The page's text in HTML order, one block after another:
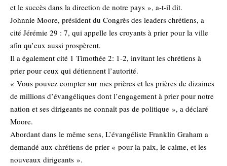
et le succès dans la direction de notre pays », a-t-il dit.
Johnnie Moore, président du Congrès des leaders chrétiens, a
cité Jérémie 29 : 7, qui appelle les croyants à prier pour la ville
afin qu’eux aussi prospèrent.
Il a également cité 1 Timothée 2: 1-2, invitant les chrétiens à
prier pour ceux qui détiennent l’autorité.
« Vous pouvez compter sur mes prières et les prières de dizaines
de millions d’évangéliques dont l’engagement à prier pour notre
nation et ses dirigeants ne connaît pas de politique », a déclaré
Moore.
Abordant dans le même sens, L’évangéliste Franklin Graham a
demandé aux chrétiens de prier « pour la paix, le calme, et les
nouveaux dirigeants ».